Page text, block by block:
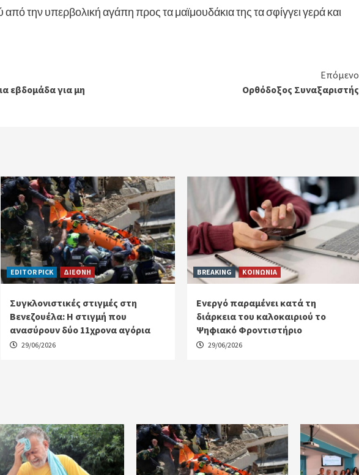
την υπερβολική αγάπη προς τα μαϊμουδάκια της τα σφίγγει γερά και
εβδομάδα για μη
Επόμενο
Ορθόδοξος Συναξαριστής
EDITOR PICK ΔΙΕΘΝΗ
Συγκλονιστικές στιγμές στη
Βενεζουέλα: Η στιγμή που
ανασύρουν δύο 11χρονα αγόρια
29/06/2026
BREAKING ΚΟΙΝΩΝΙΑ
Ενεργό παραμένει κατά τη
διάρκεια του καλοκαιριού το
Ψηφιακό Φροντιστήριο
29/06/2026